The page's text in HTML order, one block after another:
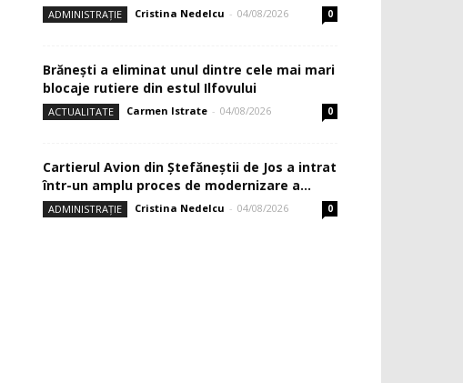
ADMINISTRAȚIE Cristina Nedelcu - 04/08/2026 0
Brănești a eliminat unul dintre cele mai mari
blocaje rutiere din estul Ilfovului
ACTUALITATE Carmen Istrate - 04/08/2026 0
Cartierul Avion din Ştefăneştii de Jos a intrat
într-un amplu proces de modernizare a...
ADMINISTRAȚIE Cristina Nedelcu - 04/08/2026 0